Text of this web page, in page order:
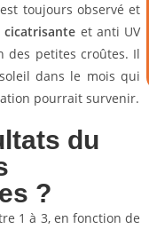
toujours observé et
et anti UV
des petites croûtes. Il
dans le mois qui
pourrait survenir.
du
?
1 à 3, en fonction de